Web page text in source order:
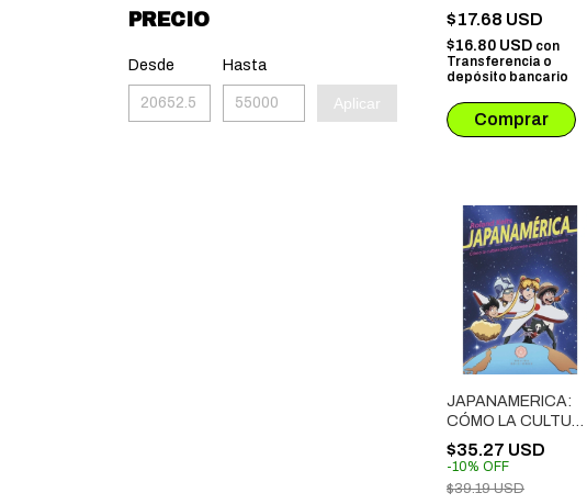
PRECIO
Desde Hasta
Aplicar
$17.68 USD
$16.80 USD con
Transferencia o
depósito bancario
JAPANAMERICA:
CÓMO LA CULTURA
POP JAPONESA
CONQUISTÓ
OCCIDENTE
$35.27 USD
-10% OFF
$39.19 USD